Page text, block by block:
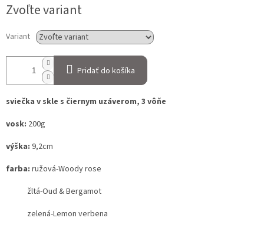
cena:
Zvoľte variant
Variant
Pridať do košíka
sviečka v skle s čiernym uzáverom, 3 vôňe
vosk: 200g
výška: 9,2cm
farba: ružová-Woody rose
žltá-Oud & Bergamot
zelená-Lemon verbena